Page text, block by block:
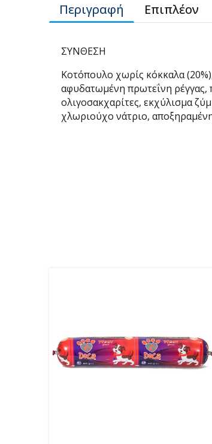
Περιγραφή Επιπλέον
ΣΥΝΘΕΣΗ
Kοτόπουλο χωρίς κόκκαλα
αφυδατωμένη πρωτεΐνη ρέγγας,
ολιγοσακχαρίτες, εκχύλισμα
χλωριούχο νάτριο,